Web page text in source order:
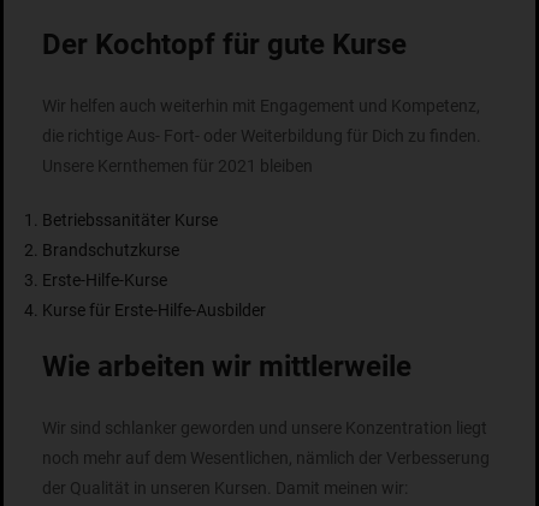
Der Kochtopf für gute Kurse
Wir helfen auch weiterhin mit Engagement und Kompetenz,
die richtige Aus- Fort- oder Weiterbildung für Dich zu finden.
Unsere Kernthemen für 2021 bleiben
Betriebssanitäter Kurse
Brandschutzkurse
Erste-Hilfe-Kurse
Kurse für Erste-Hilfe-Ausbilder
Wie arbeiten wir mittlerweile
Wir sind schlanker geworden und unsere Konzentration liegt
noch mehr auf dem Wesentlichen, nämlich der Verbesserung
der Qualität in unseren Kursen. Damit meinen wir: